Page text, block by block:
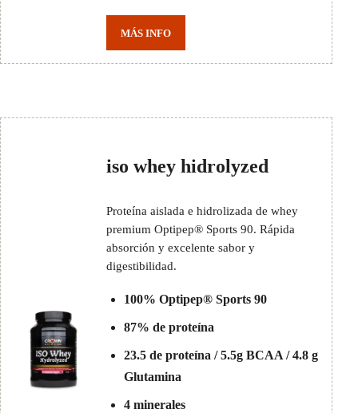
MÁS INFO
iso whey hidrolyzed
Proteína aislada e hidrolizada de whey
premium Optipep® Sports 90. Rápida
absorción y excelente sabor y
digestibilidad.
100% Optipep® Sports 90
87% de proteína
23.5 de proteína / 5.5g BCAA / 4.8 g
Glutamina
4 minerales